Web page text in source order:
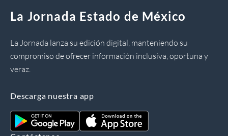
La Jornada Estado de México
La Jornada lanza su edición digital, manteniendo su
compromiso de ofrecer información inclusiva, oportuna y
veraz.
Descarga nuestra app